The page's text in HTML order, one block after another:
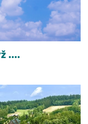
....